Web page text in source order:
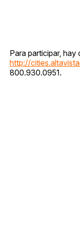
Para participar, hay
http://
800.930.0951.